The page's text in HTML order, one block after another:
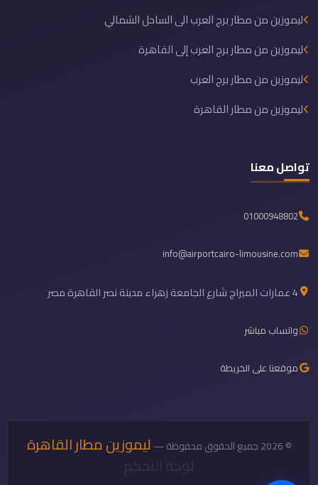
ليموزين من مطار برج العرب الى الساحل الشمالي
ليموزين من مطار برج العرب إلى القاهرة
ليموزين من مطار برج العرب
ليموزين من مطار القاهرة
تواصل معنا
01000948802
info@airportcairo-limousine.com
4 عمارات الميراج شارع الجامعة زهراء مدينة نصر القاهرة مصر
واتساب مباشر
موقعنا على الخريطة
ليموزين مطار القاهرة